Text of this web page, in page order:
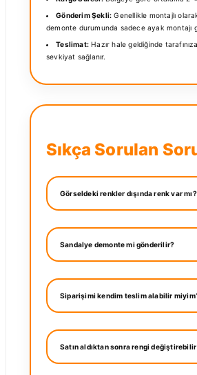
Gönderim Şekli: Genellikle montajlı
demonte durumunda sadece ayak montajı
Teslimat: Hazır hale geldiğinde
sevkiyat sağlanır.
Sıkça Sorulan
Görseldeki renkler dışında renk var mı?
Sandalye demonte mi gönderilir?
Siparişimi kendim teslim alabilir
Satın aldıktan sonra rengi